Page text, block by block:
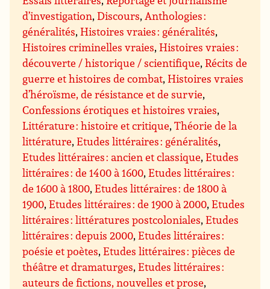
d’investigation,Discours,Anthologies :
généralités,Histoires vraies : généralités,
Histoires criminelles vraies,Histoires vraies :
découverte / historique / scientifique,Récits de
guerre et histoires de combat,Histoires vraies
d’héroïsme, de résistance et de survie,
Confessions érotiques et histoires vraies,
Littérature : histoire et critique,Théorie de la
littérature,Etudes littéraires : généralités,
Etudes littéraires : ancien et classique,Etudes
littéraires : de 1400 à 1600,Etudes littéraires :
de 1600 à 1800,Etudes littéraires : de 1800 à
1900,Etudes littéraires : de 1900 à 2000,Etudes
littéraires : littératures postcoloniales,Etudes
littéraires : depuis 2000,Etudes littéraires :
poésie et poètes,Etudes littéraires : pièces de
théâtre et dramaturges,Etudes littéraires :
auteurs de fictions, nouvelles et prose,